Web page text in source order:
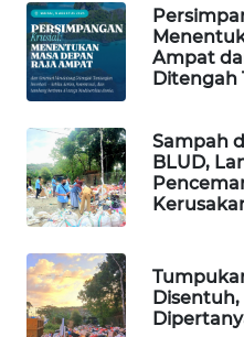
Ampat
Ditengah
Sampah
BLUD,
MKLI
LPKKI
LKKI
KOPEKLIN
KONSUMEN
FORWAMKI